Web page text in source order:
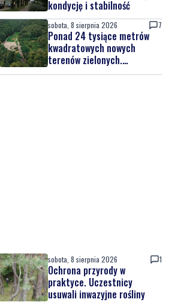
kondycję i stabilność
sobota, 8 sierpnia 2026 7
Ponad 24 tysiące metrów
kwadratowych nowych
terenów zielonych.
Powstanie nowa przestrzeń
sobota, 8 sierpnia 2026 1
Ochrona przyrody w
praktyce. Uczestnicy
usuwali inwazyjne rośliny